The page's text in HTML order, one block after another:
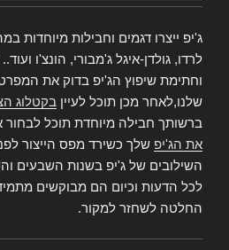
ג'יפ ייצרו דגמים וחבילות מיוחדות
לרדו, גולדן-איגל ג'מבורי, הונצ'ו
וחתימת שיפוץ הג'יפ בדוק את
שלנו,לאחר מכן תוכל לעיין בקטלוג
ברשותך חבילה מיוחדת תוכל לבחור
את הג'יפ שלך כשירד מפס הייצור
השילובים של ג'יפ בשנות השבעים
לכל הדעות וכיום הם מבוקשים
החלטה לשחזר למקור.